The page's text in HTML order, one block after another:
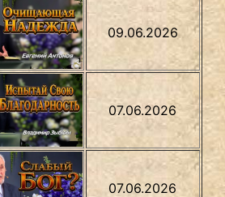
09.06.2026
07.06.2026
07.06.2026